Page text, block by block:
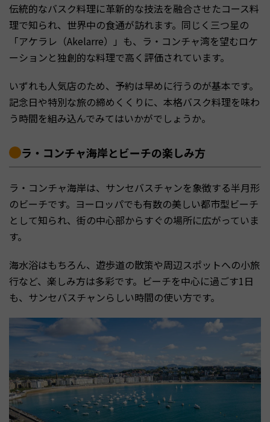
伝統的なバスク料理に革新的な技法を融合させたコース料
理で知られ、世界中の食通が訪れます。同じく三つ星の
「アケラレ（Akelarre）」も、ラ・コンチャ湾を望むロケ
ーションと独創的な料理で高く評価されています。
いずれも人気店のため、予約は早めに行うのが基本です。
記念日や特別な旅の締めくくりに、本格バスク料理を味わ
う時間を組み込んでみてはいかがでしょうか。
ラ・コンチャ海岸とビーチの楽しみ方
ラ・コンチャ海岸は、サンセバスチャンを象徴する半月形
のビーチです。ヨーロッパでも有数の美しい都市型ビーチ
として知られ、街の中心部からすぐの場所に広がっていま
す。
海水浴はもちろん、遊歩道の散策や周辺スポットへの小旅
行など、楽しみ方は多彩です。ビーチを中心に過ごす1日
も、サンセバスチャンらしい時間の使い方です。